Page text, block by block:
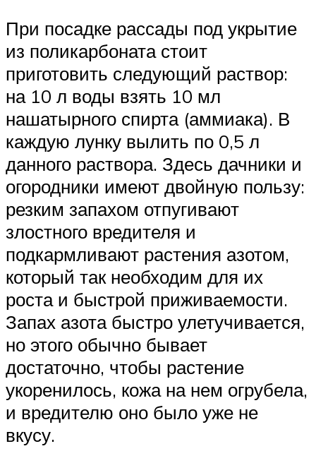
При посадке рассады под укрытие
из поликарбоната стоит
приготовить следующий раствор:
на 10 л воды взять 10 мл
нашатырного спирта (аммиака). В
каждую лунку вылить по 0,5 л
данного раствора. Здесь дачники и
огородники имеют двойную пользу:
резким запахом отпугивают
злостного вредителя и
подкармливают растения азотом,
который так необходим для их
роста и быстрой приживаемости.
Запах азота быстро улетучивается,
но этого обычно бывает
достаточно, чтобы растение
укоренилось, кожа на нем огрубела,
и вредителю оно было уже не
вкусу.